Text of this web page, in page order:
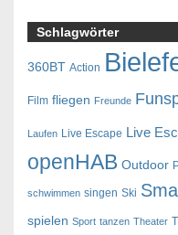
Schlagwörter
360BT Action
Film fliegen Freunde
Laufen Live Escape Live
openHAB Outdoor
schwimmen singen Ski
spielen Sport tanzen Theater